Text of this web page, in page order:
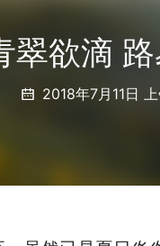
翠欲滴
2018年7月11日